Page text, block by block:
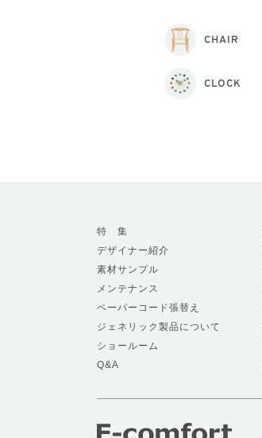
CHAIR
CLOCK
特 集
デザイナー紹介
素材サンプル
メンテナンス
ペーパーコード張替え
ジェネリック製品について
ショールーム
Q&A